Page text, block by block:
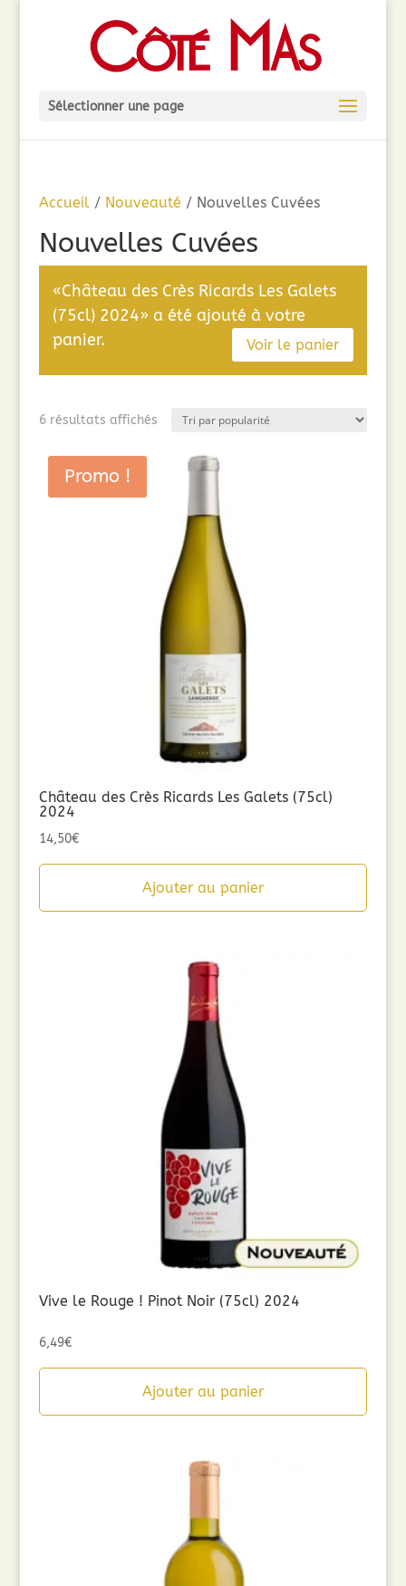
Sélectionner une page
Accueil/ Nouveauté / Nouvelles Cuvées
Nouvelles Cuvées
«Château des Crès Ricards Les Galets
(75cl) 2024» a été ajouté à votre
panier.
Voir le panier
6 résultats affichésTrié
popularité
Promo !
Château des Crès Ricards Les Galets (75cl)
2024
14,50€
Ajouter au panier
Vive le Rouge ! Pinot Noir (75cl) 2024
6,49€
Ajouter au panier